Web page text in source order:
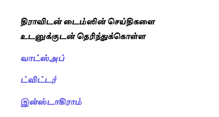
திராவிடன் டைம்ஸின் செய்திகளை
உடனுக்குடன் தெரிந்துக்கொள்ள
வாட்ஸ்அப்
ட்விட்டர்
இன்ஸ்டாகிராம்